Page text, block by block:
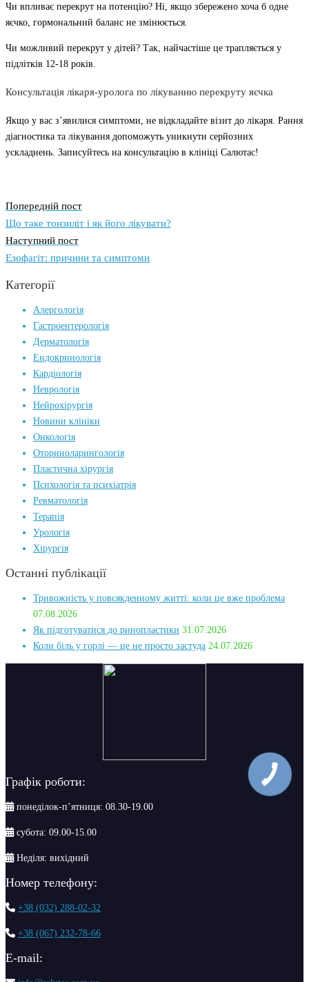
Чи впливає перекрут на потенцію? Ні, якщо збережено хоча б одне
яєчко, гормональний баланс не змінюється.
Чи можливий перекрут у дітей? Так, найчастіше це трапляється у
підлітків 12-18 років.
Консультація лікаря-уролога по лікуванню перекруту яєчка
Якщо у вас з’явилися симптоми, не відкладайте візит до лікаря. Рання
діагностика та лікування допоможуть уникнути серйозних
ускладнень. Записуйтесь на консультацію в клініці Салютас!
Навігація
записів
Попередній пост
Що таке тонзиліт і як його лікувати?
Наступний пост
Езофагіт: причини та симптоми
Категорії
Алергологія
Гастроентерологія
Дерматологія
Ендокринологія
Кардіологія
Неврологія
Нейрохірургія
Новини клініки
Онкологія
Оториноларингологія
Пластична хірургія
Психологія та психіатрія
Ревматологія
Терапія
Урологія
Хірургія
Останні публікації
Тривожність у повсякденному житті: коли це вже проблема
07.08.2026
Як підготуватися до ринопластики 31.07.2026
Коли біль у горлі — це не просто застуда 24.07.2026
Графік роботи:
понеділок-п’ятниця: 08.30-19.00
субота: 09.00-15.00
Неділя: вихідний
Номер телефону:
+38 (032) 288-02-32
+38 (067) 232-78-66
Е-mail: